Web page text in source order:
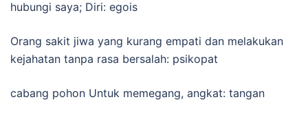
hubungi saya; Diri: egois
Orang sakit jiwa yang kurang empati dan melakukan
kejahatan tanpa rasa bersalah: psikopat
cabang pohon Untuk memegang, angkat: tangan